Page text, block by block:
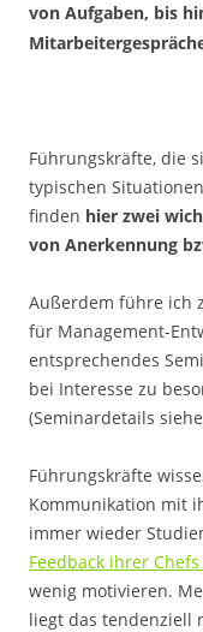
von Aufgaben, bis
Führungskräfte, die
typischen
finden hier zwei
von Anerkennung
Außerdem führe ich
für Management-
entsprechendes
bei Interesse zu
(Seminardetails
Führungskräfte
Kommunikation mit
immer wieder
Feedback ihrer
wenig motivieren.
liegt das tendenziell